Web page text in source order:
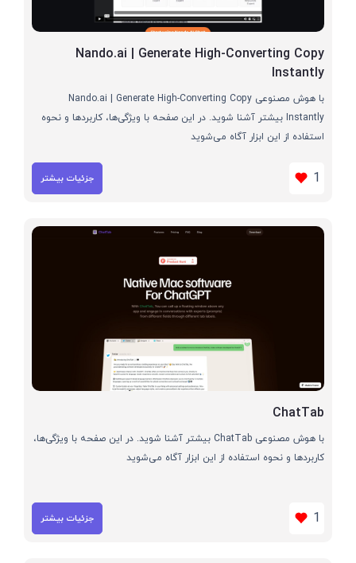
Nando.ai | Generate High-Converting Copy
Instantly
با هوش مصنوعی Nando.ai | Generate High-Converting Copy
Instantly بیشتر آشنا شوید. در این صفحه با ویژگی‌ها، کاربردها و نحوه
استفاده از این ابزار آگاه می‌شوید
1 جزئیات بیشتر
ChatTab
با هوش مصنوعی ChatTab بیشتر آشنا شوید. در این صفحه با ویژگی‌ها،
کاربردها و نحوه استفاده از این ابزار آگاه می‌شوید
1 جزئیات بیشتر